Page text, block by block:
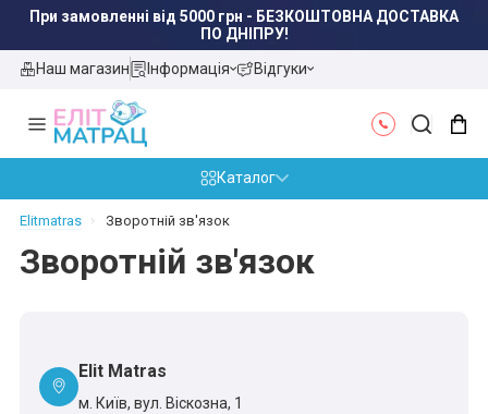
При замовленні від 5000 грн - БЕЗКОШТОВНА ДОСТАВКА
ПО ДНІПРУ!
Наш магазин
Інформація Відгуки
Каталог
Elitmatras Зворотній зв'язок
Зворотній зв'язок
Elit Matras
м. Київ, вул. Віскозна, 1